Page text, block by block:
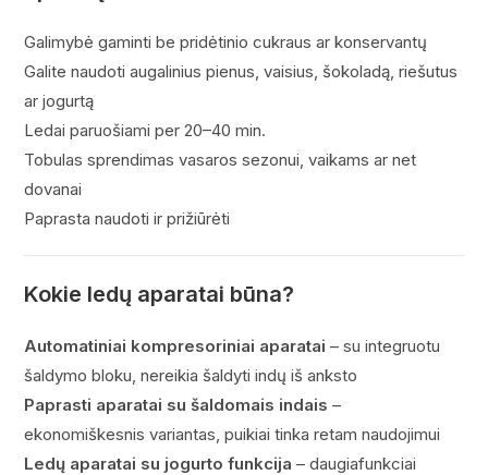
Galimybė gaminti be pridėtinio cukraus ar konservantų
Galite naudoti augalinius pienus, vaisius, šokoladą, riešutus
ar jogurtą
Ledai paruošiami per 20–40 min.
Tobulas sprendimas vasaros sezonui, vaikams ar net
dovanai
Paprasta naudoti ir prižiūrėti
Kokie ledų aparatai būna?
Automatiniai kompresoriniai aparatai – su integruotu
šaldymo bloku, nereikia šaldyti indų iš anksto
Paprasti aparatai su šaldomais indais –
ekonomiškesnis variantas, puikiai tinka retam naudojimui
Ledų aparatai su jogurto funkcija – daugiafunkciai